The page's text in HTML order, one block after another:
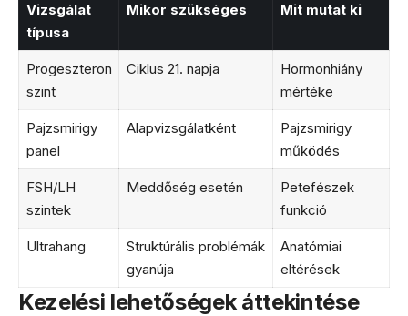
Vizsgálat
típusa
Mikor szükséges Mit mutat ki
Progeszteron
szint
Ciklus 21. napja
Hormonhiány
mértéke
Pajzsmirigy
panel
Alapvizsgálatként
Pajzsmirigy
működés
FSH/LH
szintek
Meddőség esetén
Petefészek
funkció
Ultrahang
Struktúrális problémák
gyanúja
Anatómiai
eltérések
Kezelési lehetőségek áttekintése